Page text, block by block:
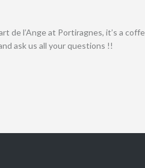
de l’Ange at Portiragnes, it’s a
ask us all your questions !!